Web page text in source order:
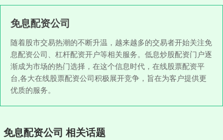
免息配资公司
随着股市交易热潮的不断升温，越来越多的交易者开始关注免
息配资公司、杠杆配资开户等相关服务。低息炒股配资门户逐
渐成为市场的热门选择，在这个信息时代，在线股票配资平
台,各大在线股票配资公司积极展开竞争，旨在为客户提供更
优质的服务。
免息配资公司 相关话题